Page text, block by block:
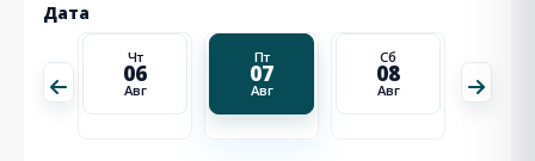
Дата
Чт
06
Авг
Пт
07
Авг
Сб
08
Авг